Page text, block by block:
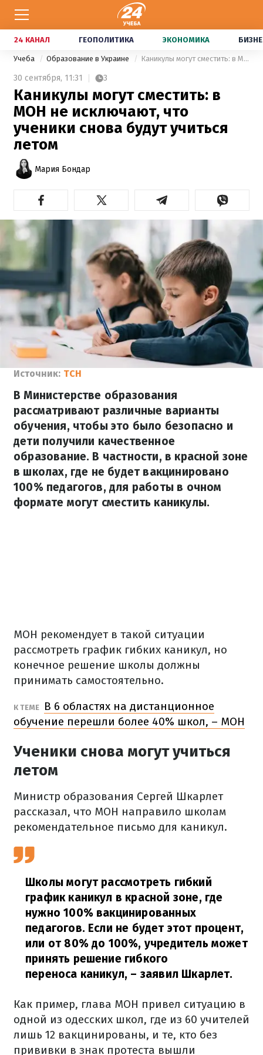
24 КАНАЛ ГЕОПОЛИТИКА ЭКОНОМИКА
Учеба Образование в Украине Каникулы могут сместить: в МОН не исключают, что ученики снова будут учиться летом
30 сентября, 11:31 3
Каникулы могут сместить: в
МОН не исключают, что
ученики снова будут учиться
летом
Мария Бондар
Источник: ТСН
В Министерстве образования
рассматривают различные варианты
обучения, чтобы это было безопасно и
дети получили качественное
образование. В частности, в красной зоне
в школах, где не будет вакцинировано
100% педагогов, для работы в очном
формате могут сместить каникулы.
МОН рекомендует в такой ситуации
рассмотреть график гибких каникул, но
конечное решение школы должны
принимать самостоятельно.
К ТЕМЕ
В 6 областях на дистанционное
обучение перешли более 40% школ, – МОН
Ученики снова могут учиться
летом
Министр образования Сергей Шкарлет
рассказал, что МОН направило школам
рекомендательное письмо для каникул.
Школы могут рассмотреть гибкий
график каникул в красной зоне, где
нужно 100% вакцинированных
педагогов. Если не будет этот процент,
или от 80% до 100%, учредитель может
принять решение гибкого
переноса каникул, – заявил Шкарлет.
Как пример, глава МОН привел ситуацию в
одной из одесских школ, где из 60 учителей
лишь 12 вакцинированы, и те, кто без
прививки в знак протеста вышли